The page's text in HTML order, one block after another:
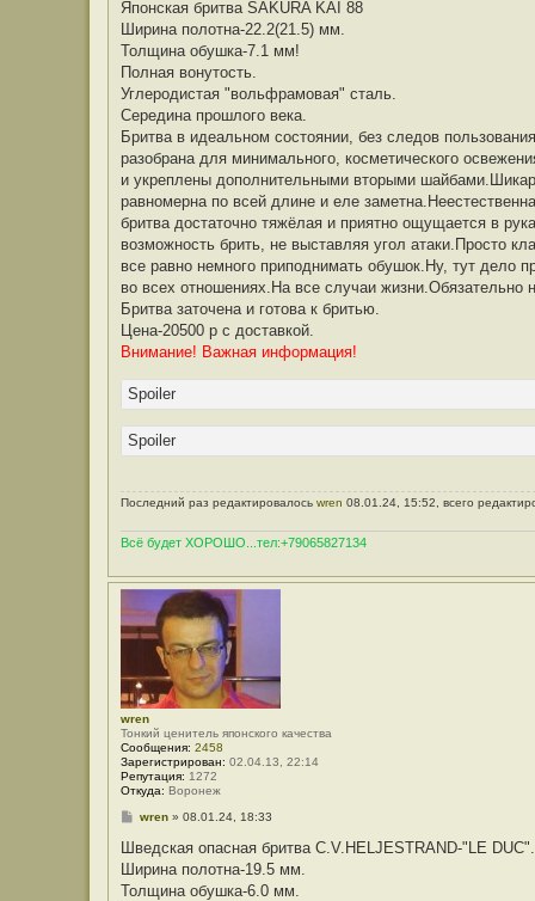
о
щ
е
и
е
Японская бритва SAKURA KAI 88
Ширина полотна-22.2(21.5) мм.
Толщина обушка-7.1 мм!
Полная вонутость.
Углеродистая "вольфрамовая" сталь.
Середина прошлого века.
Бритва в идеальном состоянии, без следов
разобрана для минимального, косметического
и укреплены дополнительными вторыми
равномерна по всей длине и еле
бритва достаточно тяжёлая и приятно ощущается в
возможность брить, не выставляя угол атаки.Просто
все равно немного приподнимать обушок.Ну, тут дело
во всех отношениях.На все случаи жизни.Обязательно
Бритва заточена и готова к бритью.
Цена-20500 р с доставкой.
Внимание! Важная информация!
Spoiler
Spoiler
Последний раз редактировалось wren 08.01.24, 15:52, всего
Всё будет ХОРОШО...тел:+79065827134
wren
Тонкий ценитель японского качества
Сообщения: 2458
Зарегистрирован: 02.04.13, 22:14
Репутация: 1272
Откуда: Воронеж
С
о
щ
е
wren» 08.01.24, 18:33
Шведская опасная бритва C.V.HELJESTRAND-"LE
Ширина полотна-19.5 мм.
Толщина обушка-6.0 мм.